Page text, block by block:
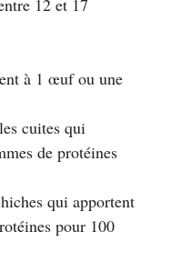
à 1 œuf ou une
cuites qui
de protéines
qui apportent
pour 100